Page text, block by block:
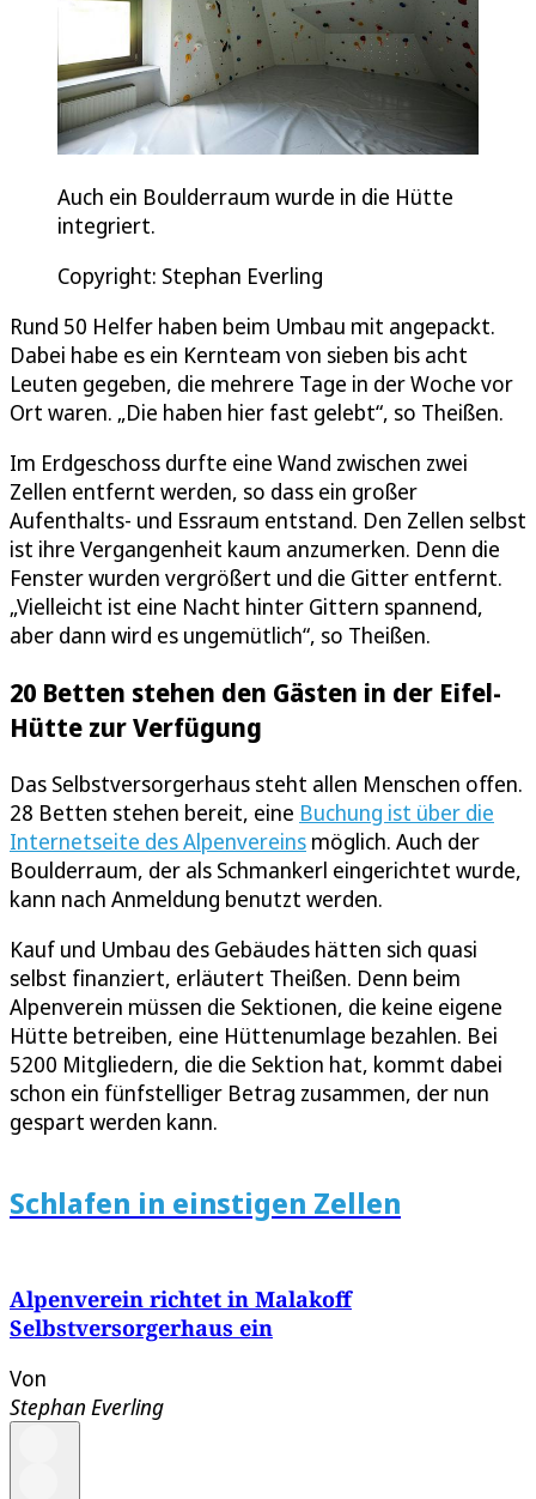
Auch ein Boulderraum wurde in die Hütte
integriert.
Copyright: Stephan Everling
Rund 50 Helfer haben beim Umbau mit angepackt.
Dabei habe es ein Kernteam von sieben bis acht
Leuten gegeben, die mehrere Tage in der Woche vor
Ort waren. „Die haben hier fast gelebt“, so Theißen.
Im Erdgeschoss durfte eine Wand zwischen zwei
Zellen entfernt werden, so dass ein großer
Aufenthalts- und Essraum entstand. Den Zellen selbst
ist ihre Vergangenheit kaum anzumerken. Denn die
Fenster wurden vergrößert und die Gitter entfernt.
„Vielleicht ist eine Nacht hinter Gittern spannend,
aber dann wird es ungemütlich“, so Theißen.
20 Betten stehen den Gästen in der Eifel-
Hütte zur Verfügung
Das Selbstversorgerhaus steht allen Menschen offen.
28 Betten stehen bereit, eine Buchung ist über die
Internetseite des Alpenvereins möglich. Auch der
Boulderraum, der als Schmankerl eingerichtet wurde,
kann nach Anmeldung benutzt werden.
Kauf und Umbau des Gebäudes hätten sich quasi
selbst finanziert, erläutert Theißen. Denn beim
Alpenverein müssen die Sektionen, die keine eigene
Hütte betreiben, eine Hüttenumlage bezahlen. Bei
5200 Mitgliedern, die die Sektion hat, kommt dabei
schon ein fünfstelliger Betrag zusammen, der nun
gespart werden kann.
Schlafen in einstigen Zellen
Alpenverein richtet in Malakoff
Selbstversorgerhaus ein
Von
Stephan Everling